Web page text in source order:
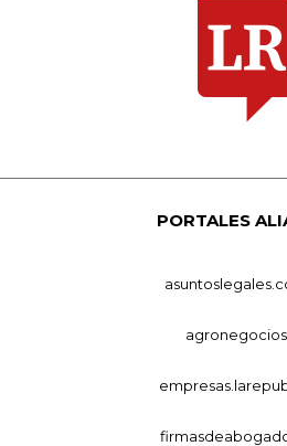
PORTALES